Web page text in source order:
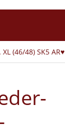
(46/48) SK5 AR♥